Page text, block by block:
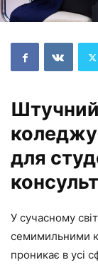
Штучний
для
У сучасному
семимильними
проникає в усі